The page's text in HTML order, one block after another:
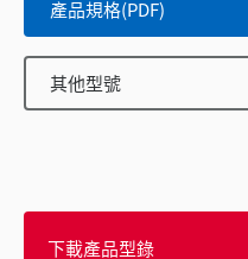
產品規格(PDF)
其他型號
下載產品型錄